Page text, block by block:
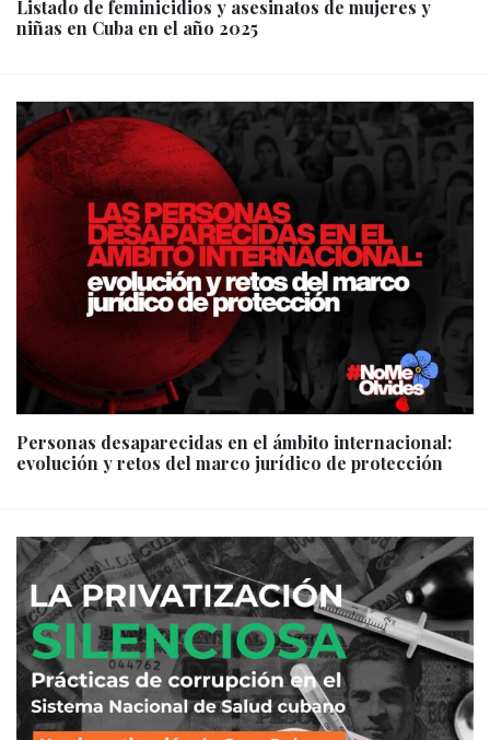
Listado de feminicidios y asesinatos de mujeres y
niñas en Cuba en el año 2025
Personas desaparecidas en el ámbito internacional:
evolución y retos del marco jurídico de protección